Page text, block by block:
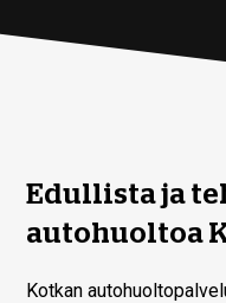
Edullista ja
autohuoltoa
Kotkan